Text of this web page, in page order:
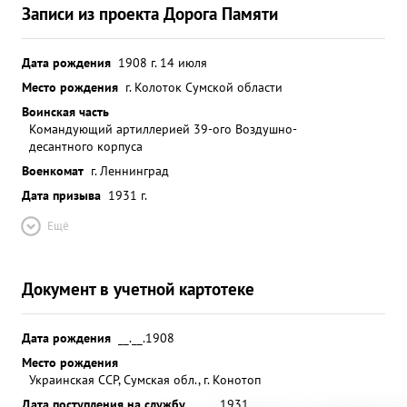
Записи из проекта Дорога Памяти
Дата рождения 1908 г. 14 июля
Место рождения г. Колоток Сумской области
Воинская часть
Командующий артиллерией 39-ого Воздушно-
десантного корпуса
Военкомат г. Леннинград
Дата призыва 1931 г.
Ещё
Документ в учетной картотеке
Дата рождения
__.__.1908
Место рождения
Украинская ССР, Сумская обл., г. Конотоп